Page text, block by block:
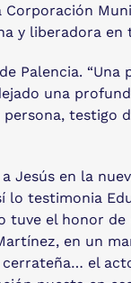
y liberadora
Palencia.
una
en la
testimonia
tuve el honor
en un
el